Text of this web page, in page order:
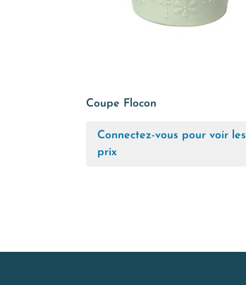
Coupe Flocon
Connectez-vous pour voir les
prix